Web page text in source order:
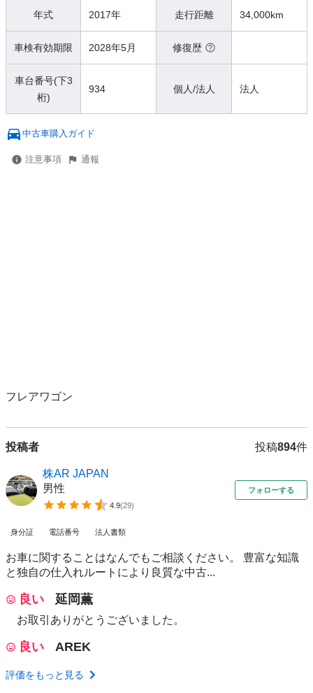
年式 2017年 走行距離 34,000km
車検有効期限 2028年5月 修復歴
車台番号(下3
桁)
934 個人/法人 法人
中古車購入ガイド
注意事項 通報
フレアワゴン
投稿者 投稿894件
株AR JAPAN
男性
4.9(29)
フォローする
身分証 電話番号 法人書類
お車に関することはなんでもご相談ください。 豊富な知識
と独自の仕入れルートにより良質な中古...
良い 延岡薫
お取引ありがとうございました。
良い AREK
評価をもっと見る